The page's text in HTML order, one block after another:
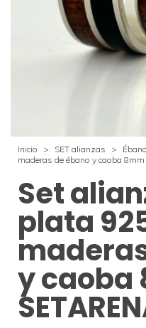
Inicio > SET alianzas > Ébano
maderas de ébano y caoba 8mm
Set
plata
y caoba